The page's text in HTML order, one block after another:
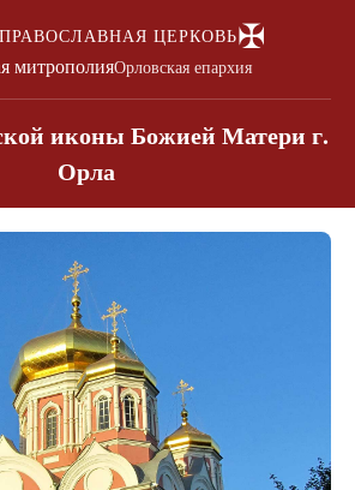
ЦЕРКОВЬ✠
митрополияОрловская епархия
иконы Божией Матери г.
Орла